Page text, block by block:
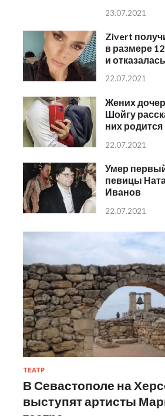
23.07.2021
Zivert
в размере
и
22.07.2021
Жених
Шойгу
них родится
22.07.2021
Умер
певицы
Иванов
22.07.2021
ТЕАТР
В Севастополе на
выступят артисты